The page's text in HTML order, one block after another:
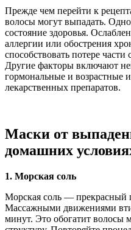
Прежде чем перейти к
волосы могут выпадать.
состояние здоровья.
аллергии или обострения
способствовать потере
Другие факторы включают
гормональные и возрастные
лекарственных препаратов.
Маски от
домашних
1. Морская соль
Морская соль — прекрасный
Массажными движениями
минут. Это обогатит волосы